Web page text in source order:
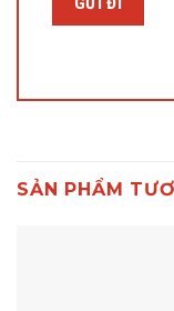
SẢN PHẨM